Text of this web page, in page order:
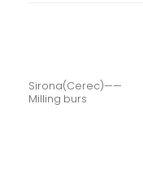
Sirona(Cerec)——
Milling burs